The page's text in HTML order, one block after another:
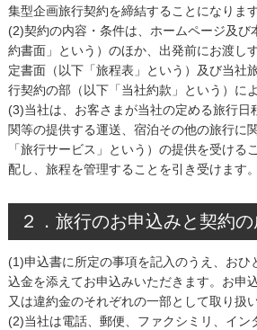
集型企画旅行契約を締結することになります
(2)契約の内容・条件は、ホームページ及び
約書面」という）のほか、出発前にお渡し
定書面（以下「旅程表」という）及び当社
行契約の部（以下「当社約款」という）によ
(3)当社は、お客さまが当社の定める旅行日
関等の提供する運送、宿泊その他の旅行に
「旅行サービス」という）の提供を受ける
配し、旅程を管理することを引き受けます。
２．旅行のお申込みと契約の
(1)申込書に所定の事項を記入のうえ、おひ
込金を添えてお申込みいただきます。お申
又は違約金のそれぞれの一部として取り扱い
(2)当社は電話、郵便、ファクシミリ、イン